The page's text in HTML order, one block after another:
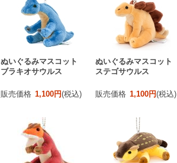
ぬいぐるみマスコット
ブラキオサウルス
販売価格 1,100円(税込)
ぬいぐるみマスコット
ステゴサウルス
販売価格 1,100円(税込)